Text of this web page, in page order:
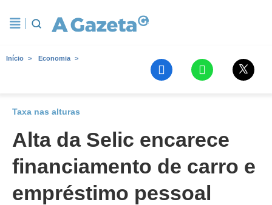
Início Economia
Taxa nas alturas
Alta da Selic encarece
financiamento de carro e
empréstimo pessoal